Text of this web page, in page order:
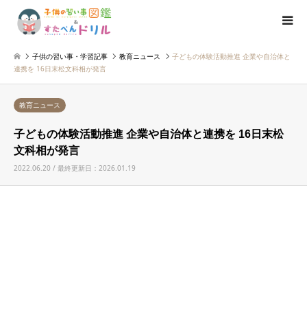
子供の習い事・学習記事 教育ニュース
子どもの体験活動推進 企業や自治体と
連携を 16日末松文科相が発言
教育ニュース
子どもの体験活動推進 企業や自治体と連携を 16日末松
文科相が発言
2022.06.20 / 最終更新日：2026.01.19